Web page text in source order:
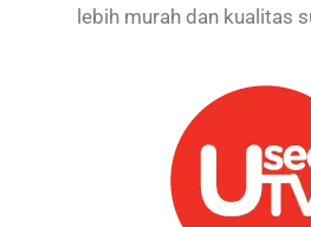
lebih murah dan kualitas